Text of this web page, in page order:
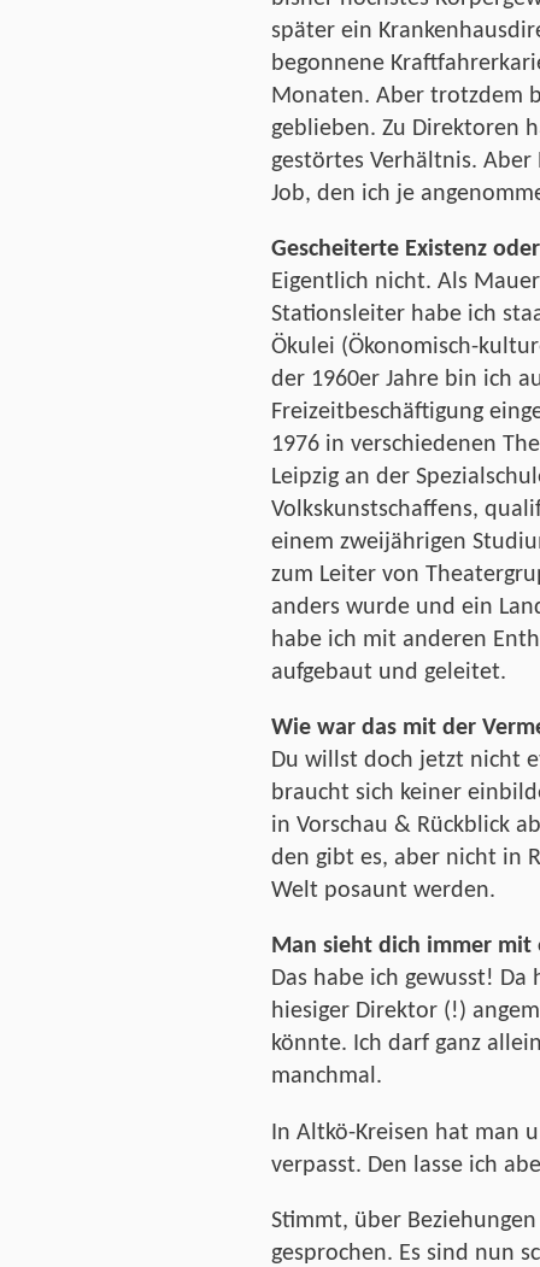
später ein
begonnene
Monaten. Aber trotzdem
geblieben. Zu Direktoren
gestörtes Verhältnis.
Job, den ich je
Gescheiterte Existenz
Eigentlich nicht. Als
Stationsleiter habe ich
Ökulei (Ökonomisch-
der 1960er Jahre bin ich
Freizeitbeschäftigung
1976 in verschiedenen
Leipzig an der
Volkskunstschaffens,
einem zweijährigen
zum Leiter von
anders wurde und ein
habe ich mit anderen
aufgebaut und geleitet.
Wie war das mit der
Du willst doch jetzt nicht
braucht sich keiner
in Vorschau & Rückblick
den gibt es, aber nicht in
Welt posaunt werden.
Man sieht dich immer mit
Das habe ich gewusst!
hiesiger Direktor (!)
könnte. Ich darf ganz
manchmal.
In Altkö-Kreisen hat man
verpasst. Den lasse ich
Stimmt, über
gesprochen. Es sind nun